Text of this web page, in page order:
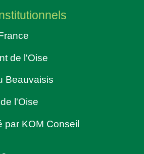
de l'Oise
Beauvaisis
l'Oise
par KOM Conseil